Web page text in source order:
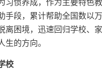
习惯养成，作为主要特色教
手段，累计帮助全国数以
离困境，迅速回归学校、
生的方向。
校